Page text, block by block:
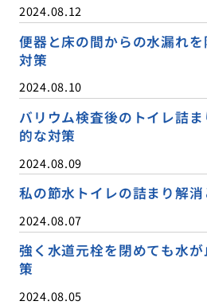
2024.08.12
便器と床の間からの水漏れ
対策
2024.08.10
バリウム検査後のトイレ詰
的な対策
2024.08.09
私の節水トイレの詰まり解消
2024.08.07
強く水道元栓を閉めても水
策
2024.08.05